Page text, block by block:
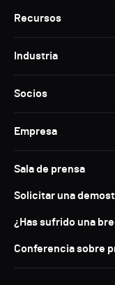
Recursos
Industria
Socios
Empresa
Sala de prensa
Solicitar una
¿Has sufrido una
Conferencia sobre